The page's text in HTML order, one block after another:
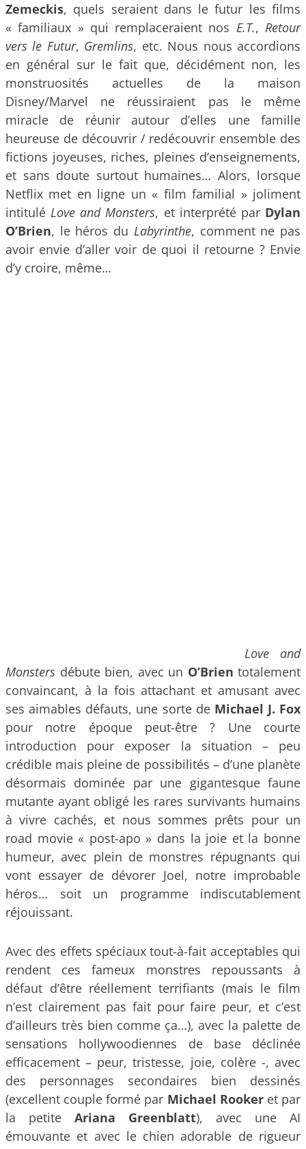
Zemeckis, quels seraient dans le futur les films
« familiaux » qui remplaceraient nos E.T.,Retour
vers le Futur, Gremlins, etc. Nous nous accordions
en général sur le fait que, décidément non, les
monstruosités actuelles de la maison
Disney/Marvel ne réussiraient pas le même
miracle de réunir autour d’elles une famille
heureuse de découvrir / redécouvrir ensemble des
fictions joyeuses, riches, pleines d’enseignements,
et sans doute surtout humaines… Alors, lorsque
Netflix met en ligne un « film familial » joliment
intituléLove and Monsters, et interprété par Dylan
O’Brien, le héros du Labyrinthe, comment ne pas
avoir envie d’aller voir de quoi il retourne ? Envie
d’y croire, même…
Love and
Monsters débute bien, avec un O’Brien totalement
convaincant, à la fois attachant et amusant avec
ses aimables défauts, une sorte de Michael J. Fox
pour notre époque peut-être ? Une courte
introduction pour exposer la situation – peu
crédible mais pleine de possibilités – d’une planète
désormais dominée par une gigantesque faune
mutante ayant obligé les rares survivants humains
à vivre cachés, et nous sommes prêts pour un
road movie « post-apo » dans la joie et la bonne
humeur, avec plein de monstres répugnants qui
vont essayer de dévorer Joel, notre improbable
héros… soit un programme indiscutablement
réjouissant.
Avec des effets spéciaux tout-à-fait acceptables qui
rendent ces fameux monstres repoussants à
défaut d’être réellement terrifiants (mais le film
n’est clairement pas fait pour faire peur, et c’est
d’ailleurs très bien comme ça…), avec la palette de
sensations hollywoodiennes de base déclinée
efficacement – peur, tristesse, joie, colère -, avec
des personnages secondaires bien dessinés
(excellent couple formé par Michael Rookeret par
la petite Ariana Greenblatt), avec une AI
émouvante et avec le chien adorable de rigueur